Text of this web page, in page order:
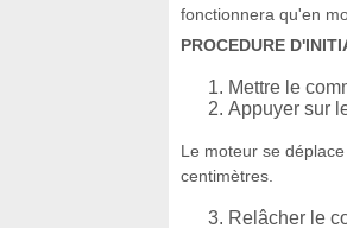
fonctionnera qu'en
PROCEDURE
Mettre le
Appuyer sur
Le moteur se
centimètres.
Relâcher le